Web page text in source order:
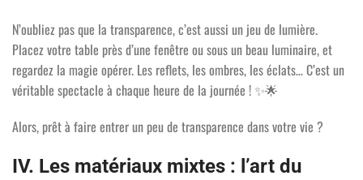
N’oubliez pas que la transparence, c’est aussi un jeu de lumière.
Placez votre table près d’une fenêtre ou sous un beau luminaire, et
regardez la magie opérer. Les reflets, les ombres, les éclats… C’est un
véritable spectacle à chaque heure de la journée !✨🌟
Alors, prêt à faire entrer un peu de transparence dans votre vie ?
IV. Les matériaux mixtes : l’art du